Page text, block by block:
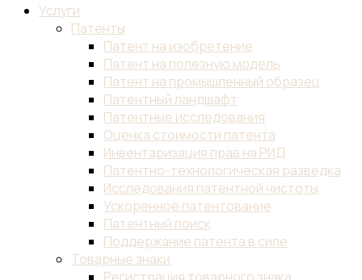
Услуги
Патенты
Патент на изобретение
Патент на полезную модель
Патент на промышленный образец
Патентный ландшафт
Патентные исследования
Оценка стоимости патента
Инвентаризация прав на РИД
Патентно-технологическая разведка
Исследования патентной чистоты
Ускоренное патентование
Патентный поиск
Поддержание патента в силе
Товарные знаки